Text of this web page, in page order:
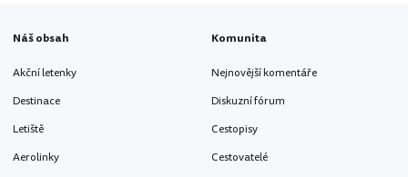
Náš obsah
Akční letenky
Destinace
Letiště
Aerolinky
Komunita
Nejnovější komentáře
Diskuzní fórum
Cestopisy
Cestovatelé